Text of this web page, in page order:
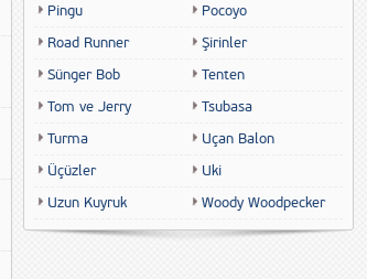
Pingu
Pocoyo
Road Runner
Şirinler
Sünger Bob
Tenten
Tom ve Jerry
Tsubasa
Turma
Uçan Balon
Üçüzler
Uki
Uzun Kuyruk
Woody Woodpecker